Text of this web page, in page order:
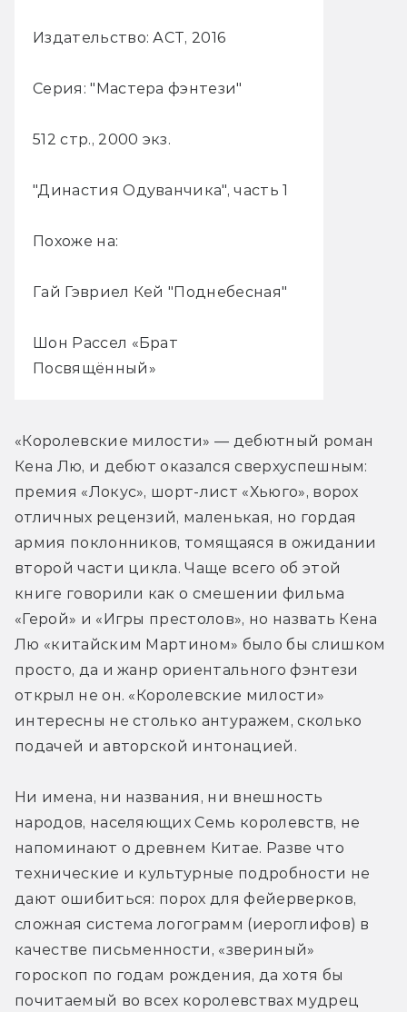
Издательство: АСТ, 2016
Серия: "Мастера фэнтези"
512 стр., 2000 экз.
"Династия Одуванчика", часть 1
Похоже на:
Гай Гэвриел Кей "Поднебесная"
Шон Рассел «Брат
Посвящённый»
«Королевские милости» — дебютный роман
Кена Лю, и дебют оказался сверхуспешным:
премия «Локус», шорт-лист «Хьюго», ворох
отличных рецензий, маленькая, но гордая
армия поклонников, томящаяся в ожидании
второй части цикла. Чаще всего об этой
книге говорили как о смешении фильма
«Герой» и «Игры престолов», но назвать Кена
Лю «китайским Мартином» было бы слишком
просто, да и жанр ориентального фэнтези
открыл не он. «Королевские милости»
интересны не столько антуражем, сколько
подачей и авторской интонацией.
Ни имена, ни названия, ни внешность
народов, населяющих Семь королевств, не
напоминают о древнем Китае. Разве что
технические и культурные подробности не
дают ошибиться: порох для фейерверков,
сложная система логограмм (иероглифов) в
качестве письменности, «звериный»
гороскоп по годам рождения, да хотя бы
почитаемый во всех королевствах мудрец